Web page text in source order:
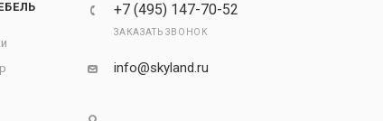
+7 (495) 147-70-52
ЗАКАЗАТЬ ЗВОНОК
info@skyland.ru